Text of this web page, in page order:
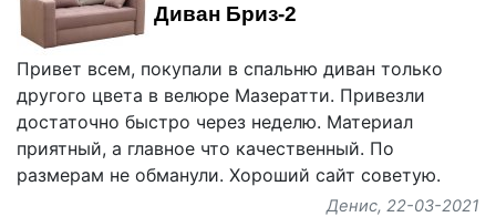
Диван Бриз-2
Привет всем, покупали в спальню диван только
другого цвета в велюре Мазератти. Привезли
достаточно быстро через неделю. Материал
приятный, а главное что качественный. По
размерам не обманули. Хороший сайт советую.
Денис, 22-03-2021